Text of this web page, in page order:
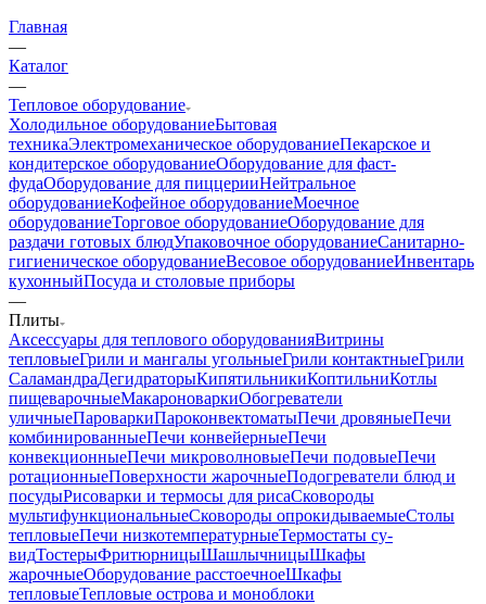
Главная
—
Каталог
—
Тепловое оборудование
Холодильное оборудованиеБытовая
техникаЭлектромеханическое оборудованиеПекарское и
кондитерское оборудованиеОборудование для фаст-
фудаОборудование для пиццерииНейтральное
оборудованиеКофейное оборудованиеМоечное
оборудованиеТорговое оборудованиеОборудование для
раздачи готовых блюдУпаковочное оборудованиеСанитарно-
гигиеническое оборудованиеВесовое оборудованиеИнвентарь
кухонныйПосуда и столовые приборы
—
Плиты
Аксессуары для теплового оборудованияВитрины
тепловыеГрили и мангалы угольныеГрили контактныеГрили
СаламандраДегидраторыКипятильникиКоптильниКотлы
пищеварочныеМакароноваркиОбогреватели
уличныеПароваркиПароконвектоматыПечи дровяныеПечи
комбинированныеПечи конвейерныеПечи
конвекционныеПечи микроволновыеПечи подовыеПечи
ротационныеПоверхности жарочныеПодогреватели блюд и
посудыРисоварки и термосы для рисаСковороды
мультифункциональныеСковороды опрокидываемыеСтолы
тепловыеПечи низкотемпературныеТермостаты су-
видТостерыФритюрницыШашлычницыШкафы
жарочныеОборудование расстоечноеШкафы
тепловыеТепловые острова и моноблоки